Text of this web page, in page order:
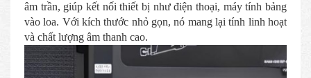
âm trần, giúp kết nối thiết bị như điện thoại, máy tính bảng
vào loa. Với kích thước nhỏ gọn, nó mang lại tính linh hoạt
và chất lượng âm thanh cao.